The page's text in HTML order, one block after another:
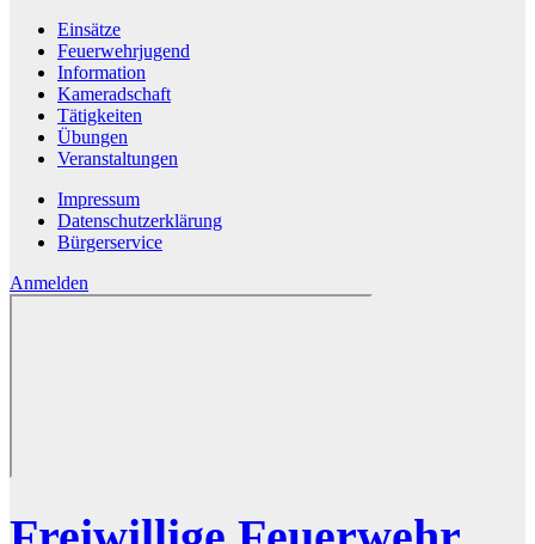
Einsätze
Feuerwehrjugend
Information
Kameradschaft
Tätigkeiten
Übungen
Veranstaltungen
Impressum
Datenschutzerklärung
Bürgerservice
Anmelden